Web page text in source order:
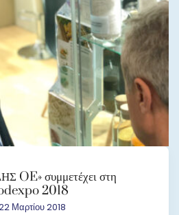
OE» συμμετέχει στη
2018
Μαρτίου 2018